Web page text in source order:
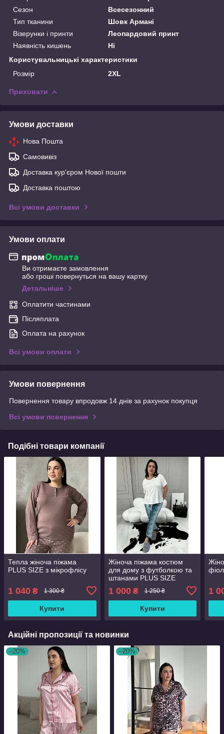
Сезон
Всесезонний
Тип тканини
Шовк Армані
Візерунки і принти
Леопардовий принт
Наявність кишень
Ні
Користувальницькі характеристики
Розмір
2XL
Приховати
Умови доставки
Нова Пошта
Самовивіз
Доставка кур'єром Нової пошти
Доставка поштою
Всі умови доставки
Умови оплати
Ви отримаєте замовлення
або гроші повернуться на вашу картку
Детальніше
Оплатити частинами
Післяплата
Оплата на рахунок
Всі умови оплати
Умови повернення
Повернення товару впродовж 14 днів за рахунок покупця
Всі умови повернення
Подібні товари компанії
Тепла жіноча піжама
PLUS SIZE з мікрофлісу
1 040 ₴ 1 300 ₴
Купити
Жіноча піжама костюм
для дому з футболкою та
штанами PLUS SIZE
1 000₴ 1 250 ₴
Купити
1
Акційні пропозиції та новинки
–20% –20%